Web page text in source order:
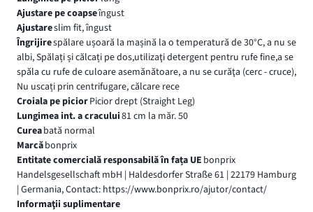
Ajustare pe coapseîngust
Ajustareslim fit, îngust
Îngrijirespălare ușoară la mașină la o temperatură de 30°C, a nu se
albi, Spălați și călcați pe dos,utilizaţi detergent pentru rufe fine,a se
spăla cu rufe de culoare asemănătoare, a nu se curăţa (cerc - cruce),
Nu uscați prin centrifugare, călcare rece
Croiala pe piciorPicior drept (Straight Leg)
Lungimea int. a cracului81 cm la măr. 50
Cureabată normal
Marcăbonprix
Entitate comercială responsabilă în fața UE bonprix
Handelsgesellschaft mbH | Haldesdorfer Straße 61 | 22179 Hamburg
| Germania, Contact: https://www.bonprix.ro/ajutor/contact/
Informaţii suplimentare